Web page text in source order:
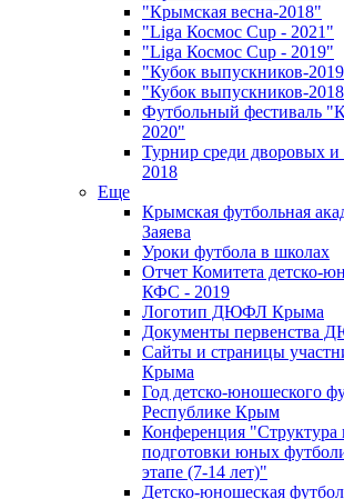
"Крымская весна-2018"
"Liga Космос Cup - 2021"
"Liga Космос Cup - 2019"
"Кубок выпускников-
"Кубок выпускников-
Футбольный фестиваль
2020"
Турнир среди дворовых и
2018
Еще
Крымская футбольная
Заяева
Уроки футбола в школах
Отчет Комитета детско-
КФС - 2019
Логотип ДЮФЛ Крыма
Документы первенства
Сайты и страницы
Крыма
Год детско-юношеского
Республике Крым
Конференция "Структура
подготовки юных
этапе (7-14 лет)"
Детско-юношеская